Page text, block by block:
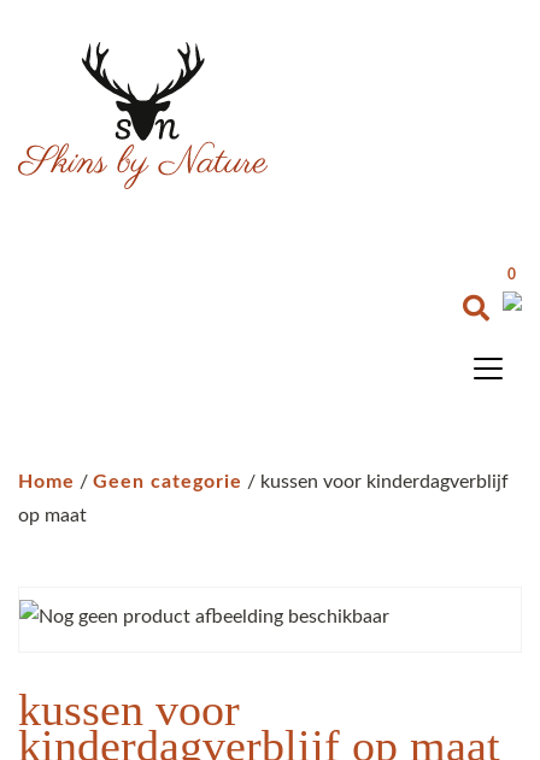
0
Home / Geen categorie / kussen voor kinderdagverblijf
op maat
kussen voor
kinderdagverblijf op maat